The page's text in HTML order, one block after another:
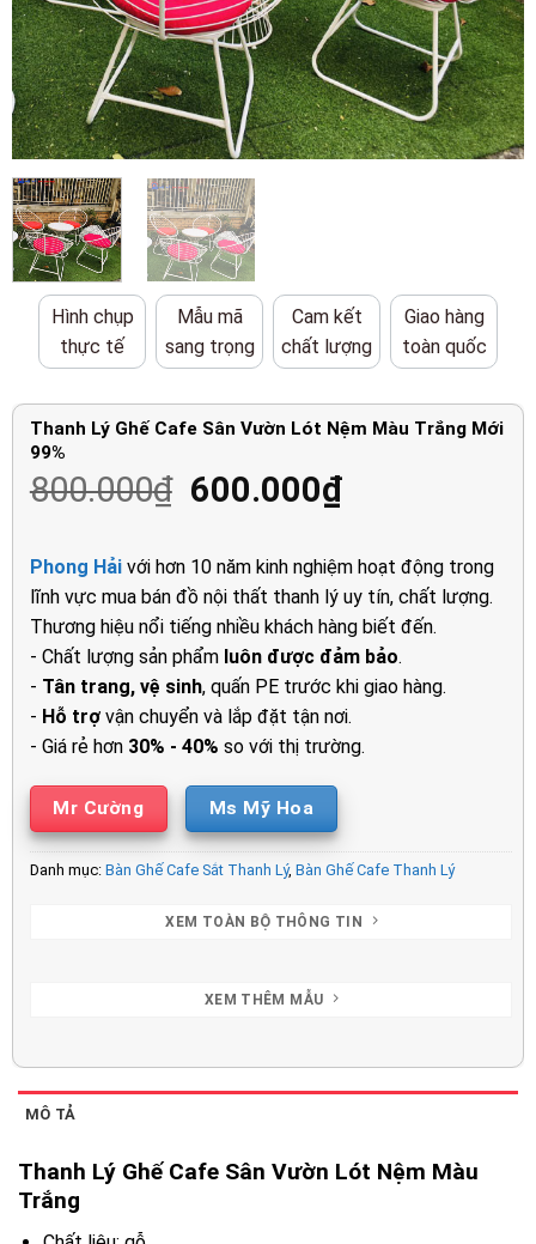
Hình chụp
thực tế
Mẫu mã
sang trọng
Cam kết
chất lượng
Giao hàng
toàn quốc
Thanh Lý Ghế Cafe Sân Vườn Lót Nệm Màu Trắng Mới
99%
800.000₫ Giá
là:
800.000₫.
600.000₫Giá
tại
là:
600.000₫.
Phong Hảivới hơn 10 năm kinh nghiệm hoạt động trong
lĩnh vực mua bán đồ nội thất thanh lý uy tín, chất lượng.
Thương hiệu nổi tiếng nhiều khách hàng biết đến.
- Chất lượng sản phẩm luôn được đảm bảo.
- Tân trang, vệ sinh, quấn PE trước khi giao hàng.
- Hỗ trợvận chuyển và lắp đặt tận nơi.
- Giá rẻ hơn 30% - 40% so với thị trường.
Mr Cường Ms Mỹ Hoa
Danh mục: Bàn Ghế Cafe Sắt Thanh Lý, Bàn Ghế Cafe Thanh Lý
XEM TOÀN BỘ THÔNG TIN
XEM THÊM MẪU
MÔ TẢ
Thanh Lý Ghế Cafe Sân Vườn Lót Nệm Màu
Trắng